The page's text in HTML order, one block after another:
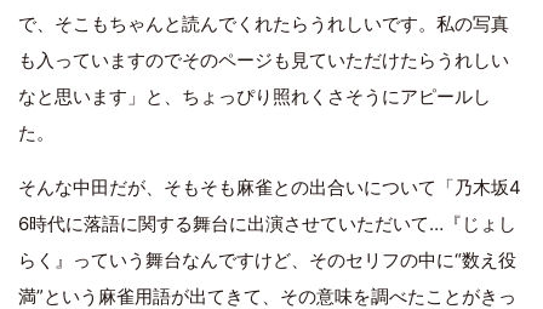
で、そこもちゃんと読んでくれたらうれしいです。私の写真
も入っていますのでそのページも見ていただけたらうれしい
なと思います」と、ちょっぴり照れくさそうにアピールし
た。
そんな中田だが、そもそも麻雀との出合いについて「乃木坂4
6時代に落語に関する舞台に出演させていただいて…『じょし
らく』っていう舞台なんですけど、そのセリフの中に“数え役
満”という麻雀用語が出てきて、その意味を調べたことがきっ